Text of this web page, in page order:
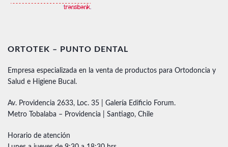
ORTOTEK – PUNTO DENTAL
Empresa especializada en la venta de productos para Ortodoncia y
Salud e Higiene Bucal.
Av. Providencia 2633, Loc. 35 | Galería Edificio Forum.
Metro Tobalaba – Providencia | Santiago, Chile
Horario de atención